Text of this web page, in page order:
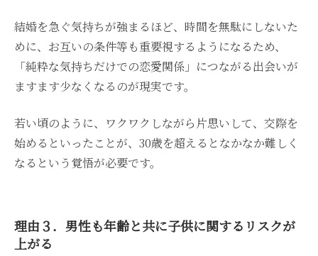
結婚を急ぐ気持ちが強まるほど、時間を無駄にしないた
めに、お互いの条件等も重要視するようになるため、
「純粋な気持ちだけでの恋愛関係」につながる出会いが
ますます少なくなるのが現実です。
若い頃のように、ワクワクしながら片思いして、交際を
始めるといったことが、30歳を超えるとなかなか難しく
なるという覚悟が必要です。
理由３．男性も年齢と共に子供に関するリスクが
上がる